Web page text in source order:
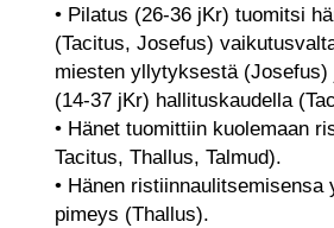
• Pilatus (26-36 jKr) tuomitsi
(Tacitus, Josefus)
miesten yllytyksestä
(14-37 jKr) hallituskaudella
• Hänet tuomittiin kuolemaan
Tacitus, Thallus, Talmud).
• Hänen
pimeys (Thallus).